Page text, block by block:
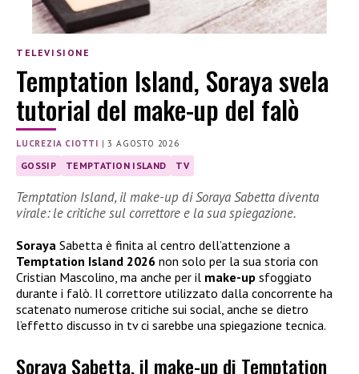
TELEVISIONE
Temptation Island, Soraya svela
tutorial del make-up del falò
LUCREZIA CIOTTI |3 AGOSTO 2026
GOSSIP TEMPTATION ISLAND TV
Temptation Island, il make-up di Soraya Sabetta diventa
virale: le critiche sul correttore e la sua spiegazione.
Soraya Sabetta è finita al centro dell’attenzione a
Temptation Island 2026 non solo per la sua storia con
Cristian Mascolino, ma anche per il make-up sfoggiato
durante i falò. Il correttore utilizzato dalla concorrente ha
scatenato numerose critiche sui social, anche se dietro
l’effetto discusso in tv ci sarebbe una spiegazione tecnica.
Soraya Sabetta, il make-up di Temptation